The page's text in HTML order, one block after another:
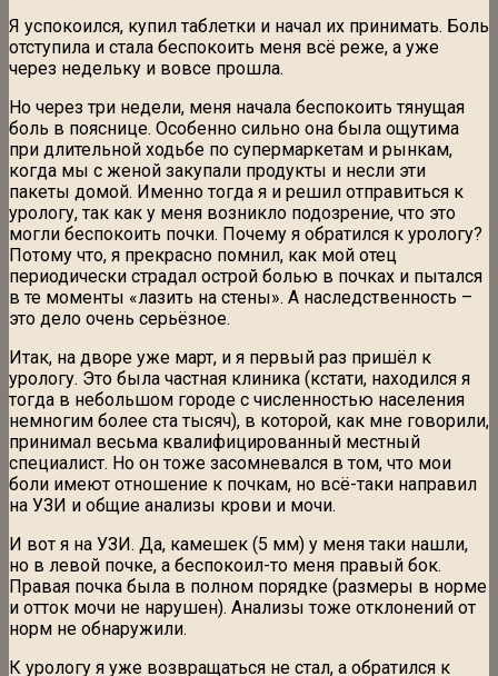
Я успокоился, купил таблетки и начал их принимать. Боль
отступила и стала беспокоить меня всё реже, а уже
через недельку и вовсе прошла.
Но через три недели, меня начала беспокоить тянущая
боль в пояснице. Особенно сильно она была ощутима
при длительной ходьбе по супермаркетам и рынкам,
когда мы с женой закупали продукты и несли эти
пакеты домой. Именно тогда я и решил отправиться к
урологу, так как у меня возникло подозрение, что это
могли беспокоить почки. Почему я обратился к урологу?
Потому что, я прекрасно помнил, как мой отец
периодически страдал острой болью в почках и пытался
в те моменты «лазить на стены». А наследственность –
это дело очень серьёзное.
Итак, на дворе уже март, и я первый раз пришёл к
урологу. Это была частная клиника (кстати, находился я
тогда в небольшом городе с численностью населения
немногим более ста тысяч), в которой, как мне говорили,
принимал весьма квалифицированный местный
специалист. Но он тоже засомневался в том, что мои
боли имеют отношение к почкам, но всё-таки направил
на УЗИ и общие анализы крови и мочи.
И вот я на УЗИ. Да, камешек (5 мм) у меня таки нашли,
но в левой почке, а беспокоил-то меня правый бок.
Правая почка была в полном порядке (размеры в норме
и отток мочи не нарушен). Анализы тоже отклонений от
норм не обнаружили.
К урологу я уже возвращаться не стал, а обратился к